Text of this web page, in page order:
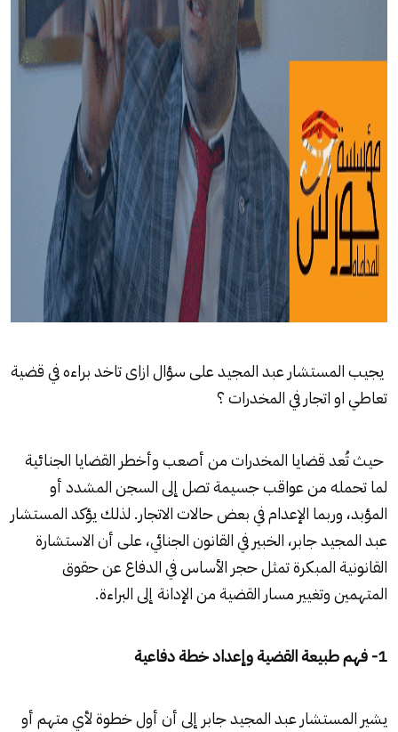
يجيب المستشار عبد المجيد على سؤال ازاى تاخد براءه في قضية
تعاطي او اتجار في المخدرات ؟
حيث تُعد قضايا المخدرات من أصعب وأخطر القضايا الجنائية
لما تحمله من عواقب جسيمة تصل إلى السجن المشدد أو
المؤبد، وربما الإعدام في بعض حالات الاتجار. لذلك يؤكد المستشار
عبد المجيد جابر، الخبير في القانون الجنائي، على أن الاستشارة
القانونية المبكرة تمثل حجر الأساس في الدفاع عن حقوق
المتهمين وتغيير مسار القضية من الإدانة إلى البراءة.
1- فهم طبيعة القضية وإعداد خطة دفاعية
يشير المستشار عبد المجيد جابر إلى أن أول خطوة لأي متهم أو